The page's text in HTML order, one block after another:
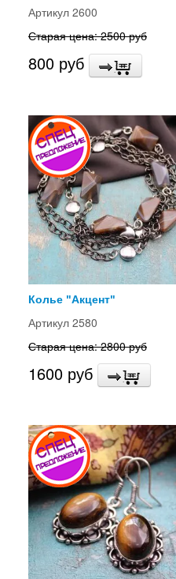
Артикул 2600
Старая цена: 2500 руб
800 руб
Колье "Акцент"
Артикул 2580
Старая цена: 2800 руб
1600 руб